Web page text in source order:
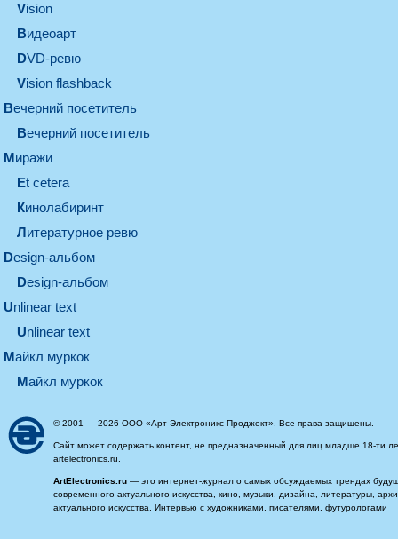
vision
видеоарт
DVD-ревю
Vision flashback
вечерний посетитель
вечерний посетитель
миражи
et cetera
кинолабиринт
литературное ревю
design-альбом
design-альбом
unlinear text
Unlinear text
майкл муркок
майкл муркок
© 2001 — 2026 ООО «Арт Электроникс Проджект». Все права защищены.
Сайт может содержать контент, не предназначенный для лиц младше 18-ти
artelectronics.ru.
ArtElectronics.ru — это интернет-журнал о самых обсуждаемых трендах
современного актуального искусства, кино, музыки, дизайна, литературы,
актуального искусства. Интервью с художниками, писателями, футурологами